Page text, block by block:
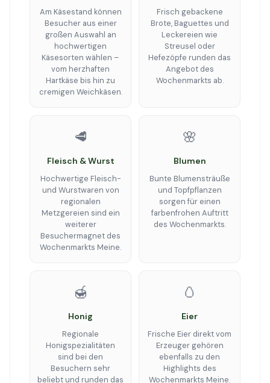
Am Käsestand können
Besucher aus einer
großen Auswahl an
hochwertigen
Käsesorten wählen –
vom herzhaften
Hartkäse bis hin zu
cremigen Weichkäsen.
Frisch gebackene
Brote, Baguettes und
Leckereien wie
Streusel oder
Hefezöpfe runden das
Angebot des
Wochenmarkts ab.
🥩
Fleisch & Wurst
Hochwertige Fleisch-
und Wurstwaren von
regionalen
Metzgereien sind ein
weiterer
Besuchermagnet des
Wochenmarkts Meine.
🌸
Blumen
Bunte Blumensträuße
und Topfpflanzen
sorgen für einen
farbenfrohen Auftritt
des Wochenmarkts.
🍯
Honig
Regionale
Honigspezialitäten
sind bei den
Besuchern sehr
beliebt und runden das
🥚
Eier
Frische Eier direkt vom
Erzeuger gehören
ebenfalls zu den
Highlights des
Wochenmarkts Meine.